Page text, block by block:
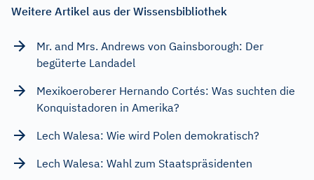
Weitere Artikel aus der Wissensbibliothek
Mr. and Mrs. Andrews von Gainsborough: Der
begüterte Landadel
Mexikoeroberer Hernando Cortés: Was suchten die
Konquistadoren in Amerika?
Lech Walesa: Wie wird Polen demokratisch?
Lech Walesa: Wahl zum Staatspräsidenten